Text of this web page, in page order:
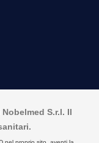
S.r.l. Il